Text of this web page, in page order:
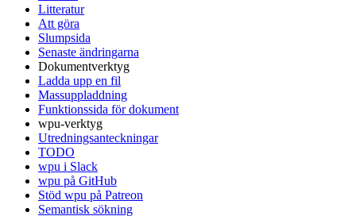
Litteratur
Att göra
Slumpsida
Senaste ändringarna
Dokumentverktyg
Ladda upp en fil
Massuppladdning
Funktionssida för dokument
wpu-verktyg
Utredningsanteckningar
TODO
wpu i Slack
wpu på GitHub
Stöd wpu på Patreon
Semantisk sökning